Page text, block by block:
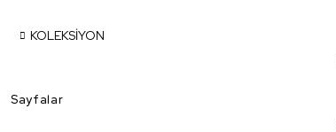
KOLEKSİYON
Sayfalar